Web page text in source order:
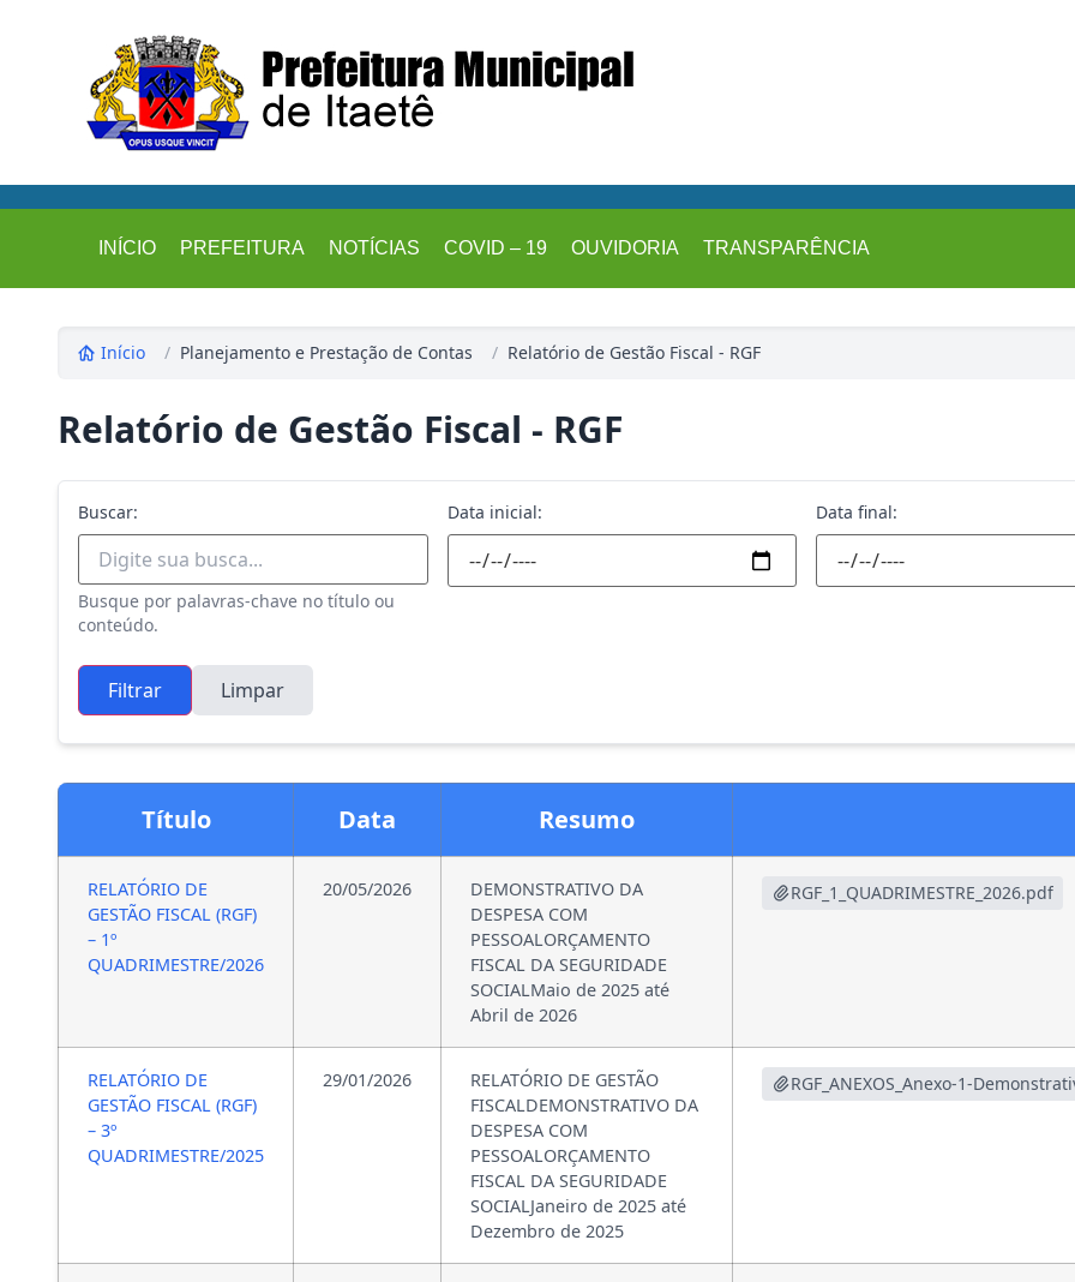
INÍCIO PREFEITURA NOTÍCIAS COVID – 19 OUVIDORIA TRANSPARÊNCIA
Início / Planejamento e Prestação de Contas / Relatório de Gestão Fiscal - RGF
Relatório de Gestão Fiscal - RGF
Buscar:
Busque por palavras-chave no título ou
conteúdo.
Data inicial: Data final:
Filtrar Limpar
Título Data Resumo
RELATÓRIO DE
GESTÃO FISCAL (RGF)
– 1º
QUADRIMESTRE/2026
20/05/2026
DEMONSTRATIVO DA
DESPESA COM
PESSOALORÇAMENTO
FISCAL DA SEGURIDADE
SOCIALMaio de 2025 até
Abril de 2026
RGF_1_QUADRIMESTRE_2026.pdf
RELATÓRIO DE
GESTÃO FISCAL (RGF)
– 3º
QUADRIMESTRE/2025
29/01/2026
RELATÓRIO DE GESTÃO
FISCALDEMONSTRATIVO DA
DESPESA COM
PESSOALORÇAMENTO
FISCAL DA SEGURIDADE
SOCIALJaneiro de 2025 até
Dezembro de 2025